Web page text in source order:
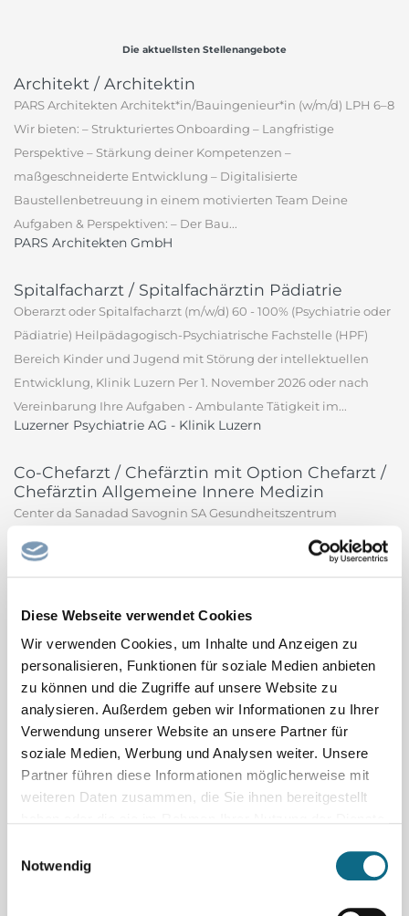
Diese Webseite verwendet Cookies
Wir verwenden Cookies, um Inhalte und Anzeigen zu
personalisieren, Funktionen für soziale Medien anbieten
zu können und die Zugriffe auf unsere Website zu
analysieren. Außerdem geben wir Informationen zu Ihrer
Verwendung unserer Website an unsere Partner für
soziale Medien, Werbung und Analysen weiter. Unsere
Partner führen diese Informationen möglicherweise mit
weiteren Daten zusammen, die Sie ihnen bereitgestellt
Notwendig
Die aktuellsten Stellenangebote
Architekt / Architektin
PARS Architekten Architekt*in/Bauingenieur*in (w/m/d) LPH 6–8
Wir bieten: – Strukturiertes Onboarding – Langfristige
Perspektive – Stärkung deiner Kompetenzen –
maßgeschneiderte Entwicklung – Digitalisierte
Baustellenbetreuung in einem motivierten Team Deine
Aufgaben & Perspektiven: – Der Bau...
PARS Architekten GmbH
Spitalfacharzt / Spitalfachärztin Pädiatrie
Oberarzt oder Spitalfacharzt (m/w/d) 60 - 100% (Psychiatrie oder
Pädiatrie) Heilpädagogisch-Psychiatrische Fachstelle (HPF)
Bereich Kinder und Jugend mit Störung der intellektuellen
Entwicklung, Klinik Luzern Per 1. November 2026 oder nach
Vereinbarung Ihre Aufgaben - Ambulante Tätigkeit im...
Luzerner Psychiatrie AG - Klinik Luzern
Co-Chefarzt / Chefärztin mit Option Chefarzt /
Chefärztin Allgemeine Innere Medizin
Center da Sanadad Savognin SA Gesundheitszentrum
Savognin AG Das Gesundheitszentrum Center da Sanadad
befindet sich in Savognin mitten in den Bündner Bergen und
Grundversorgung der Tourismusregion Surses verantwortlich.
Center da Sanadad Savognin SA - Gesundheitszentrum
Savognin AG
Ausbildung zum Elektroniker
Automatisierungstechnik (m/w/d)
voestalpine Böhler Welding, Teil des weltweit führenden Stahl-
und Technologiekonzerns, ist mit über 100 Jahren Erfahrung,
mehr als 50 Tochtergesellschaften und mehr als 4.000
voestalpine Böhler Welding GmbH